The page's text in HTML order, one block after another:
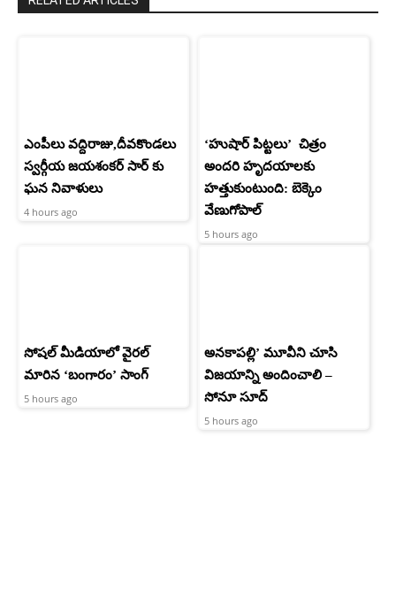
ఎంపీలు వద్దిరాజు,దీవకొండలు
స్వర్గీయ జయశంకర్ సార్ కు
ఘన నివాళులు
4 hours ago
‘హుషార్‌ పిట్టలు’ చిత్రం
అందరి హృదయాలకు
హత్తుకుంటుంది: బెక్కెం
వేణుగోపాల్‌
5 hours ago
సోషల్ మీడియాలో వైరల్
మారిన ‘బంగారం’ సాంగ్
5 hours ago
అనకాపల్లి’ మూవీని చూసి
విజయాన్ని అందించాలి –
సోనూ సూద్
5 hours ago